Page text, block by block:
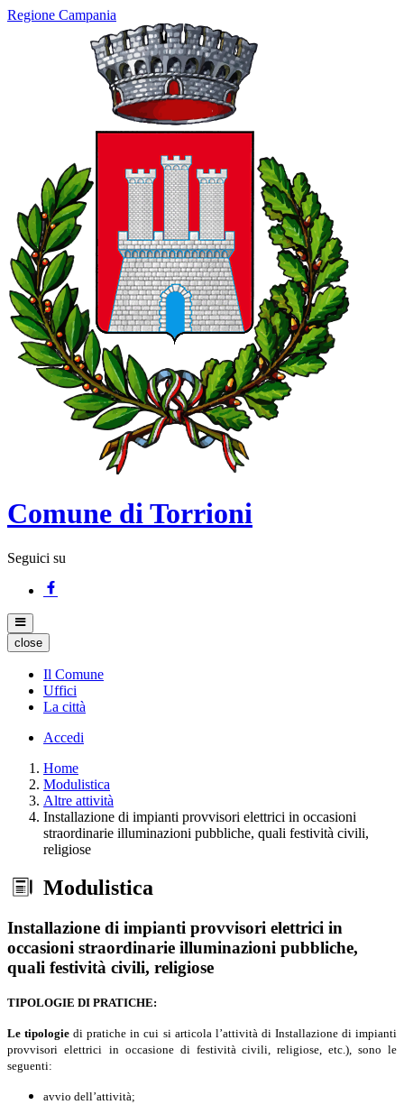
Regione Campania
Comune di Torrioni
Seguici su
close
Il Comune
Uffici
La città
Accedi
Home
Modulistica
Altre attività
Installazione di impianti provvisori elettrici in occasioni
straordinarie illuminazioni pubbliche, quali festività civili,
religiose
Modulistica
Installazione di impianti provvisori elettrici in
occasioni straordinarie illuminazioni pubbliche,
quali festività civili, religiose
TIPOLOGIE DI PRATICHE:
Le tipologiedi pratiche in cui si articola l’attività di Installazione di impianti
provvisori elettrici in occasione di festività civili, religiose, etc.), sono le
seguenti:
avvio dell’attività;